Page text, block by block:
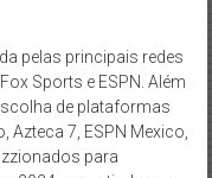
pelas principais redes
Sports e ESPN. Além
de plataformas
Azteca 7, ESPN Mexico,
para